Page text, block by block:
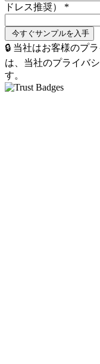
ドレス推奨） *
🔒 当社はお客様のプ
は、当社のプライバ
す。